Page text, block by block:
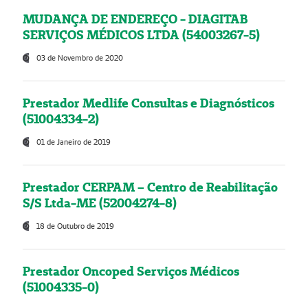
MUDANÇA DE ENDEREÇO - DIAGITAB
SERVIÇOS MÉDICOS LTDA (54003267-5)
03 de Novembro de 2020
Prestador Medlife Consultas e Diagnósticos
(51004334-2)
01 de Janeiro de 2019
Prestador CERPAM – Centro de Reabilitação
S/S Ltda-ME (52004274-8)
18 de Outubro de 2019
Prestador Oncoped Serviços Médicos
(51004335-0)